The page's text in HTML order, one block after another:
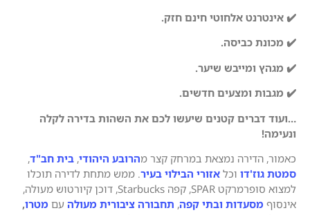
✔️ אינטרנט אלחוטי חינם חזק.
✔️ מכונת כביסה.
✔️ מגהץ ומייבש שיער.
✔️ מגבות ומצעים חדשים.
…ועוד דברים קטנים שיעשו לכם את השהות בדירה לקלה
ונעימה!
כאמור, הדירה נמצאת במרחק קצר מהרובע היהודי, בית חב"ד,
סמטת גוז'דו וכל אזורי הבילוי בעיר. ממש מתחת לדירה תוכלו
למצוא סופרמרקט SPAR, קפה Starbucks, דוכן קיורטוש מעולה,
אינסוף מסעדות ובתי קפה, תחבורה ציבורית מעולה עם מטרו,